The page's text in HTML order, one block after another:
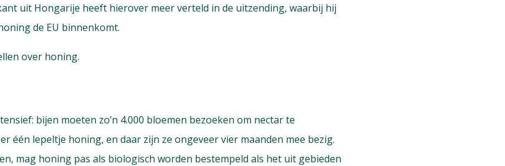
uit Hongarije heeft hierover meer verteld in de uitzending, waarbij hij
de EU binnenkomt.
over honing.
bijen moeten zo’n 4.000 bloemen bezoeken om nectar te
één lepeltje honing, en daar zijn ze ongeveer vier maanden mee bezig.
mag honing pas als biologisch worden bestempeld als het uit gebieden